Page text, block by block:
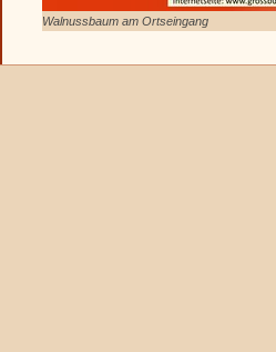
Walnussbaum am Ortseingang